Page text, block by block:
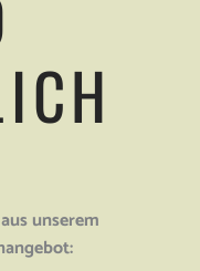
unserem